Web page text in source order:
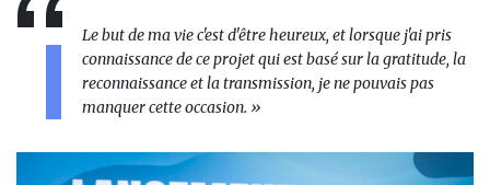
Le but de ma vie c'est d'être heureux, et lorsque j'ai pris
connaissance de ce projet qui est basé sur la gratitude, la
reconnaissance et la transmission, je ne pouvais pas
manquer cette occasion. »